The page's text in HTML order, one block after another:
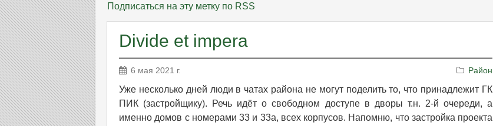
Подписаться на эту метку по RSS
Divide et impera
6 мая 2021 г. Район
Уже несколько дней люди в чатах района не могут поделить то, что принадлежит ГК
ПИК (застройщику). Речь идёт о свободном доступе в дворы т.н. 2-й очереди, а
именно домов с номерами 33 и 33а, всех корпусов. Напомню, что застройка проекта